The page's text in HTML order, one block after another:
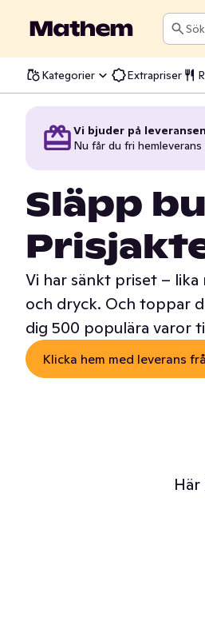
Sök
Kategorier Extrapriser
Vi bjuder på
Nu får du fri hemleverans
Släpp
Vi har sänkt priset –
och dryck. Och toppar
dig 500 populära varor
Klicka hem med leverans